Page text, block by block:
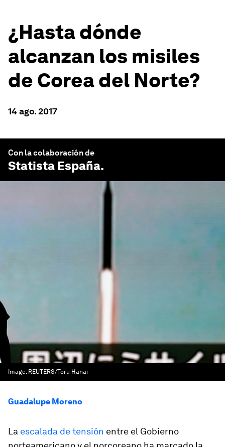
¿Hasta dónde
alcanzan los misiles
de Corea del Norte?
14 ago. 2017
Con la colaboración de
Statista España.
Image: REUTERS/Toru Hanai
Guadalupe Moreno
La escalada de tensión entre el Gobierno